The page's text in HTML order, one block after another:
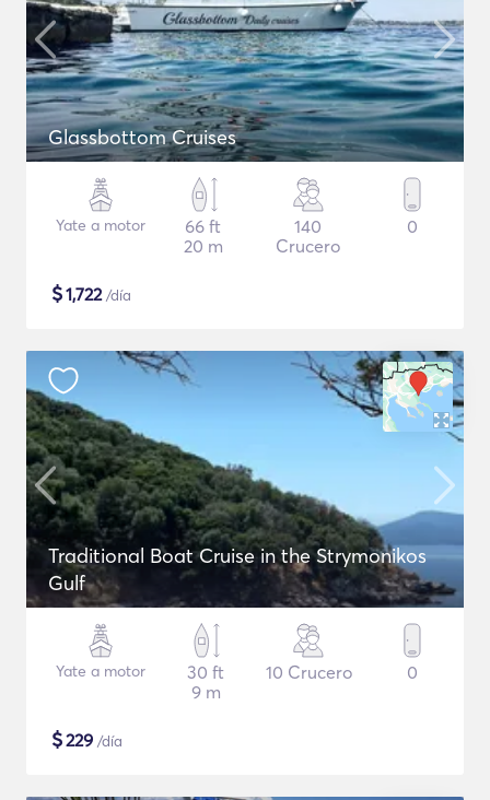
Glassbottom Cruises
Yate a motor
66 ft
20 m
140
Crucero
0
$1,722/día
Traditional Boat Cruise in the Strymonikos
Gulf
Yate a motor
30 ft
9 m
10 Crucero 0
$229 /día